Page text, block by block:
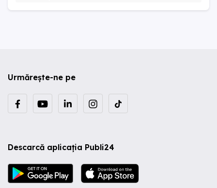
Urmărește-ne pe
Descarcă aplicația Publi24